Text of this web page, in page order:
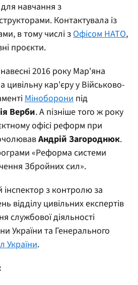
навчання з
Контактувала із
в тому числі зОфісом НАТО,
проєкти.
навесні 2016 року Мар'яна
цивільну кар'єру у Військово-
Міноборони під
Верби. А пізніше того ж року
офісі реформ при
Андрій Загороднюк.
«Реформа системи
Збройних сил».
інспектор з контролю за
відділу цивільних експертів
службової діяльності
України та Генерального
України.